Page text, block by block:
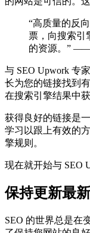
“高质量的反
票，向搜索引
的资源。” ——
与 SEO Upwork 专
长为您的链接找到
在搜索引擎结果中
获得良好的链接是
学习以跟上有效的
擎规则。
现在就开始与 SEO
保持更新最
SEO 的世界总是在